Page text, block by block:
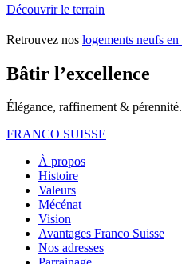
Découvrir le terrain
Retrouvez nos logements neufs
Bâtir l’excellence
Élégance, raffinement & pérennité.
FRANCO SUISSE
À propos
Histoire
Valeurs
Mécénat
Vision
Avantages Franco Suisse
Nos adresses